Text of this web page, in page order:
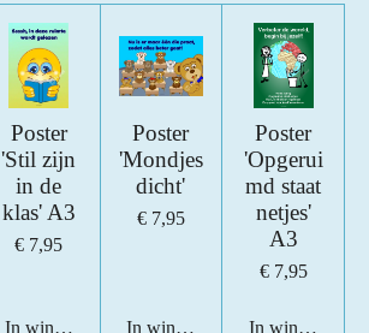
Poster
'Stil zijn
in de
klas' A3
€ 7,95
In winkelwagen
Poster
'Mondjes
dicht'
€ 7,95
In winkelwagen
Poster
'Opgerui
md staat
netjes'
A3
€ 7,95
In